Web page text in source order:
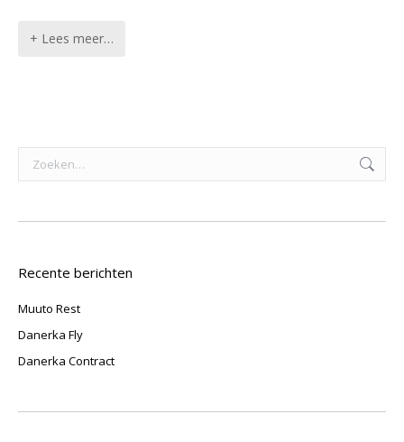
+ Lees meer…
Zoeken:
Recente berichten
Muuto Rest
Danerka Fly
Danerka Contract